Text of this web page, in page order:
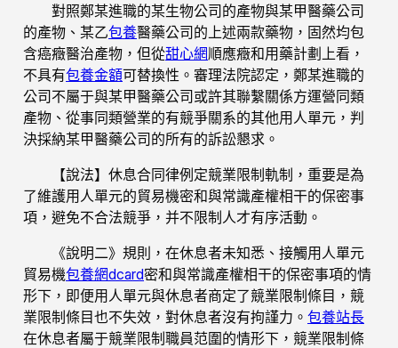
對照鄭某進職的某生物公司的產物與某甲醫藥公司
的產物、某乙包養醫藥公司的上述兩款藥物，固然均包
含癌癥醫治產物，但從甜心網順應癥和用藥計劃上看，
不具有包養金額可替換性。審理法院認定，鄭某進職的
公司不屬于與某甲醫藥公司或許其聯繫關係方運營同類
產物、從事同類營業的有競爭關系的其他用人單元，判
決採納某甲醫藥公司的所有的訴訟懇求。
【說法】休息合同律例定競業限制軌制，重要是為
了維護用人單元的貿易機密和與常識產權相干的保密事
項，避免不合法競爭，并不限制人才有序活動。
《說明二》規則，在休息者未知悉、接觸用人單元
貿易機包養網dcard密和與常識產權相干的保密事項的情
形下，即便用人單元與休息者商定了競業限制條目，競
業限制條目也不失效，對休息者沒有拘謹力。 包養站長
在休息者屬于競業限制職員范圍的情形下，競業限制條